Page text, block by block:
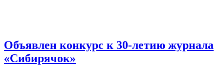
Объявлен конкурс к 30-летию журнала
«Сибирячок»